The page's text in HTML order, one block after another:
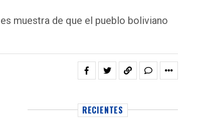
muestra de que el pueblo boliviano
RECIENTES